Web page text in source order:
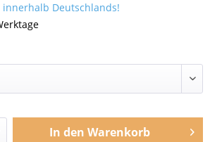
Deutschlands!
In den Warenkorb